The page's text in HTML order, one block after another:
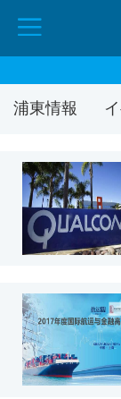
浦東情報